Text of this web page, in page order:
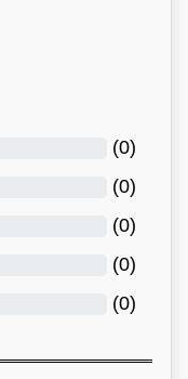
(
0
)
(
0
)
(
0
)
(
0
)
(
0
)